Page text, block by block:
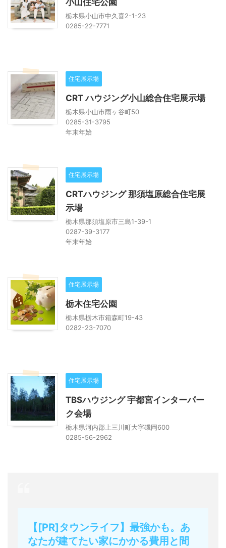
小山住宅公園
栃木県小山市中久喜2-1-23
0285-22-7771
住宅展示場
CRT ハウジング小山総合住宅展示場
栃木県小山市雨ヶ谷町50
0285-31-3795
年末年始
住宅展示場
CRTハウジング 那須塩原総合住宅展
示場
栃木県那須塩原市三島1-39-1
0287-39-3177
年末年始
住宅展示場
栃木住宅公園
栃木県栃木市箱森町19-43
0282-23-7070
住宅展示場
TBSハウジング 宇都宮インターパー
ク会場
栃木県河内郡上三川町大字磯岡600
0285-56-2962
【[PR]タウンライフ】最強かも。あ
なたが建てたい家にかかる費用と間